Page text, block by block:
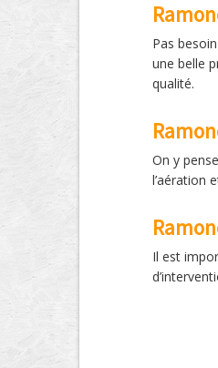
Pas
une belle
qualité.
On y
l’aération
Il est